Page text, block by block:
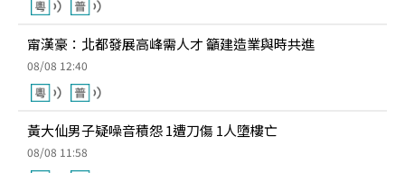
甯漢豪：北都發展高峰需人才 籲建造業與時共進
08/08 12:40
黃大仙男子疑噪音積怨 1遭刀傷 1人墮樓亡
08/08 11:58